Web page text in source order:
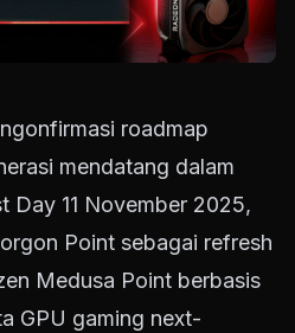
roadmap
mendatang dalam
Day 11 November 2025,
Point sebagai refresh
Medusa Point berbasis
GPU gaming next-